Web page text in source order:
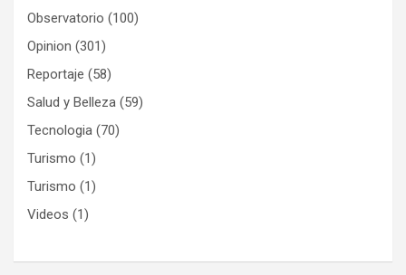
Observatorio (100)
Opinion (301)
Reportaje (58)
Salud y Belleza (59)
Tecnologia (70)
Turismo (1)
Turismo (1)
Videos (1)